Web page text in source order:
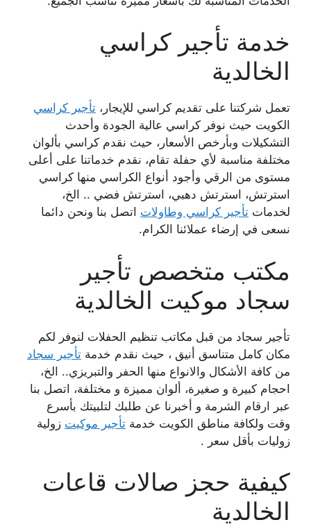
خدمة تأجير كراسي
الخالدية
تعمل شركتنا على تقديم كراسي للإيجار، تأجير كراسي
الكويت حيث نوفر كراسي عالية الجودة وأحدث
التشكيلات وبأرخص الأسعار، حيث نقدم كراسي بألوان
مختلفة مناسبة لأي حفلة تقام، نقدم خدماتنا على أعلى
مستوى من الرقي وأجود أنواع الكراسي منها كراسي
استرتش، استرتش دهبي، استرتش فضي .. الخ،
لخدمات تأجير كراسي وطاولات اتصل بنا ونحن دائما
نسعى في إرضاء عملائنا الكرام.
مكتب متخصص تأجير
سجاد موكيت الخالدية
تأجير سجاد من قبل مكاتب تنظيم الحفلات لنوفر لكم
مكان كامل متناسق أنيق ، حيث نقدم خدمة تأجير سجاد
من كافة الأشكال والانواع منها الحفر والتبريزي.. الخ،
احجام كبيرة و صغيرة، ألوان مميزة و مختلفة، اتصل بنا
عبر ارقام الشرمة و أخبرنا عن طلبك لتلبيتك بأسرع
وقت ولكافة مناطق الكويت خدمة تأجير موكيت زولية
زوليات بأقل سعر .
كيفية حجز صالات قاعات
الخالدية